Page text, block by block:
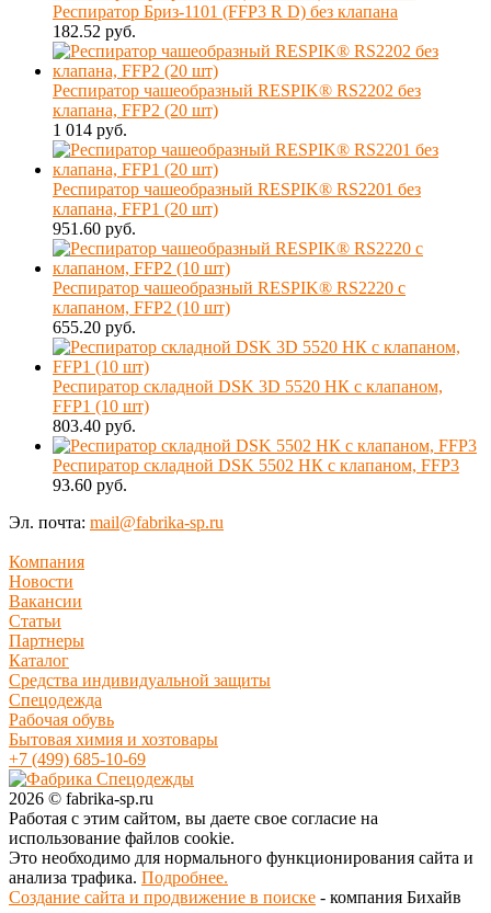
Респиратор Бриз-1101 (FFP3 R D) без клапана
182.52 руб.
Респиратор чашеобразный RESPIK® RS2202 без
клапана, FFP2 (20 шт)
1 014 руб.
Респиратор чашеобразный RESPIK® RS2201 без
клапана, FFP1 (20 шт)
951.60 руб.
Респиратор чашеобразный RESPIK® RS2220 с
клапаном, FFP2 (10 шт)
655.20 руб.
Респиратор складной DSK 3D 5520 НК с клапаном,
FFP1 (10 шт)
803.40 руб.
Респиратор складной DSK 5502 НК с клапаном, FFP3
93.60 руб.
Эл. почта: mail@fabrika-sp.ru
Компания
Новости
Вакансии
Статьи
Партнеры
Каталог
Средства индивидуальной защиты
Спецодежда
Рабочая обувь
Бытовая химия и хозтовары
+7 (499) 685-10-69
2026 © fabrika-sp.ru
Работая с этим сайтом, вы даете свое согласие на
использование файлов cookie.
Это необходимо для нормального функционирования сайта и
анализа трафика. Подробнее.
Создание сайта и продвижение в поиске - компания Бихайв